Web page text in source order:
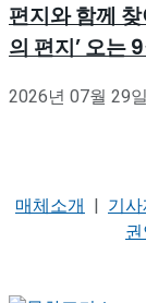
편지와 함께
의 편지’ 오는
2026년 07월 29일
매체소개 | 기